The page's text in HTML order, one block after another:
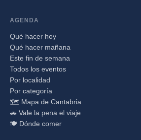
AGENDA
Qué hacer hoy
Qué hacer mañana
Este fin de semana
Todos los eventos
Por localidad
Por categoría
🗺️ Mapa de Cantabria
🚗 Vale la pena el viaje
🍽️ Dónde comer